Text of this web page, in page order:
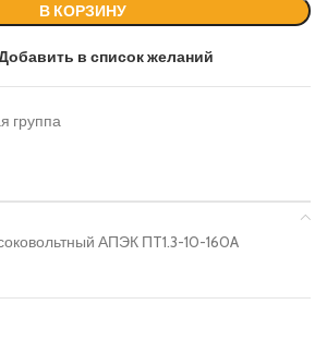
В КОРЗИНУ
в список желаний
группа
АПЭК ПT1.3-10-160A